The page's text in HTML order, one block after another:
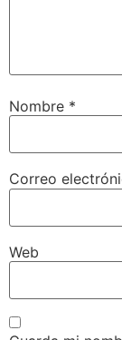
Nombre *
Correo
Web